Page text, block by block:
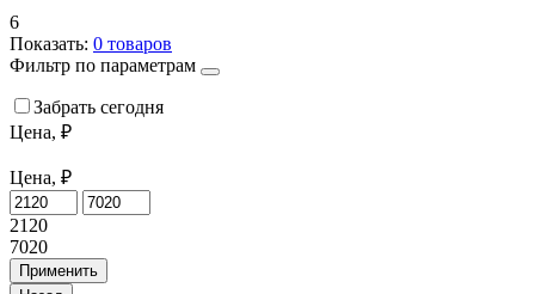
6
Показать: 0 товаров
Фильтр по параметрам
Забрать сегодня
Цена, ₽
Цена, ₽
2120
7020
Применить